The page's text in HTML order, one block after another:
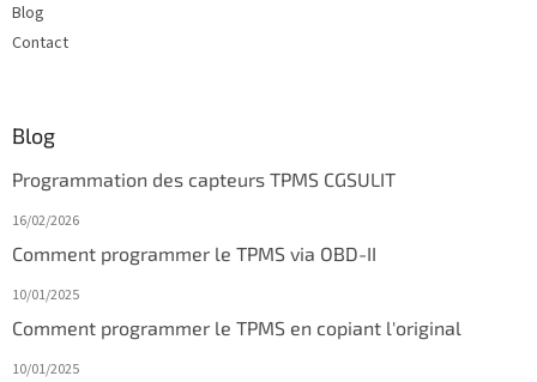
Blog
Contact
Blog
Programmation des capteurs TPMS CGSULIT
16/02/2026
Comment programmer le TPMS via OBD-II
10/01/2025
Comment programmer le TPMS en copiant l'original
10/01/2025